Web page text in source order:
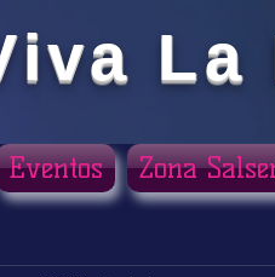
La
Eventos Zona